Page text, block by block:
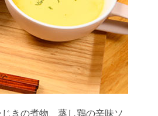
きの煮物、蒸し鶏の辛味ソ